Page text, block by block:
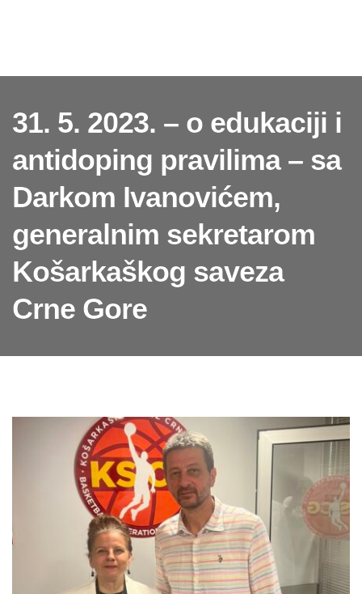
31. 5. 2023. – o edukaciji i
antidoping pravilima – sa
Darkom Ivanovićem,
generalnim sekretarom
Košarkaškog saveza
Crne Gore